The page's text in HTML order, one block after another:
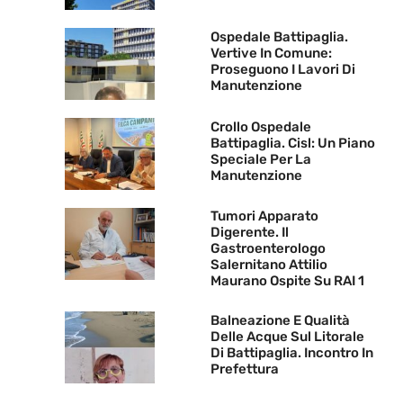
Ospedale Battipaglia.
Vertive In Comune:
Proseguono I Lavori Di
Manutenzione
Crollo Ospedale
Battipaglia. Cisl: Un Piano
Speciale Per La
Manutenzione
Tumori Apparato
Digerente. Il
Gastroenterologo
Salernitano Attilio
Maurano Ospite Su RAI 1
Balneazione E Qualità
Delle Acque Sul Litorale
Di Battipaglia. Incontro In
Prefettura